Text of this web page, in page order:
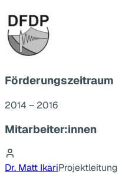
Förderungszeitraum
2014 – 2016
Mitarbeiter:innen
Dr. Matt IkariProjektleitung